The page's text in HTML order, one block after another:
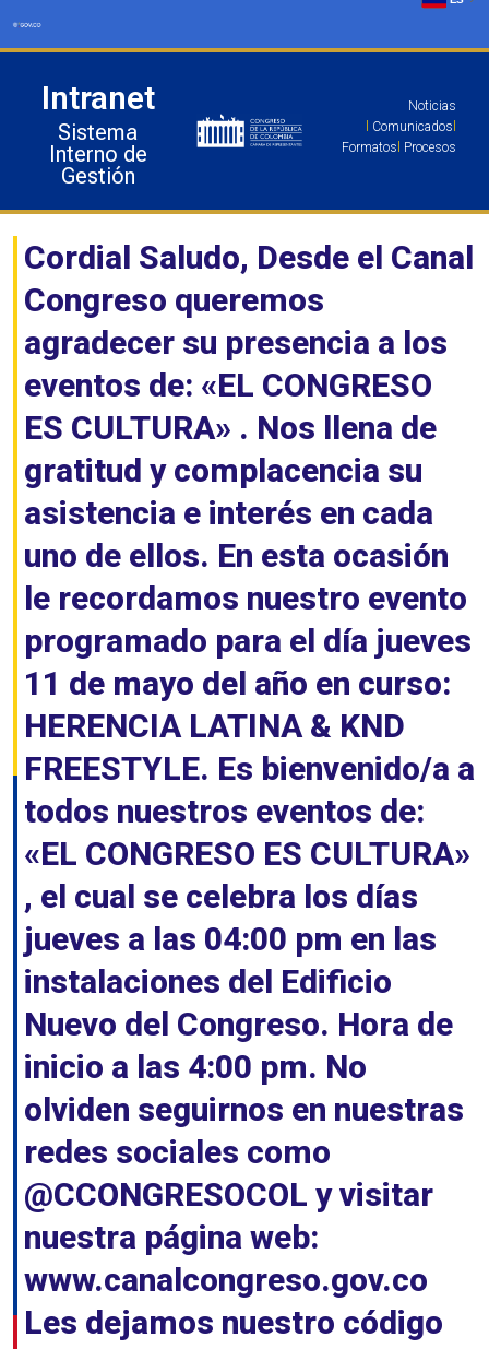
Intranet
Sistema
Interno de
Gestión
Noticias
Comunicados
Formatos Procesos
Cordial Saludo, Desde el Canal
Congreso queremos
agradecer su presencia a los
eventos de: «EL CONGRESO
ES CULTURA» . Nos llena de
gratitud y complacencia su
asistencia e interés en cada
uno de ellos. En esta ocasión
le recordamos nuestro evento
programado para el día jueves
11 de mayo del año en curso:
HERENCIA LATINA & KND
FREESTYLE. Es bienvenido/a a
todos nuestros eventos de:
«EL CONGRESO ES CULTURA»
, el cual se celebra los días
jueves a las 04:00 pm en las
instalaciones del Edificio
Nuevo del Congreso. Hora de
inicio a las 4:00 pm. No
olviden seguirnos en nuestras
redes sociales como
@CCONGRESOCOL y visitar
nuestra página web:
www.canalcongreso.gov.co
Les dejamos nuestro código